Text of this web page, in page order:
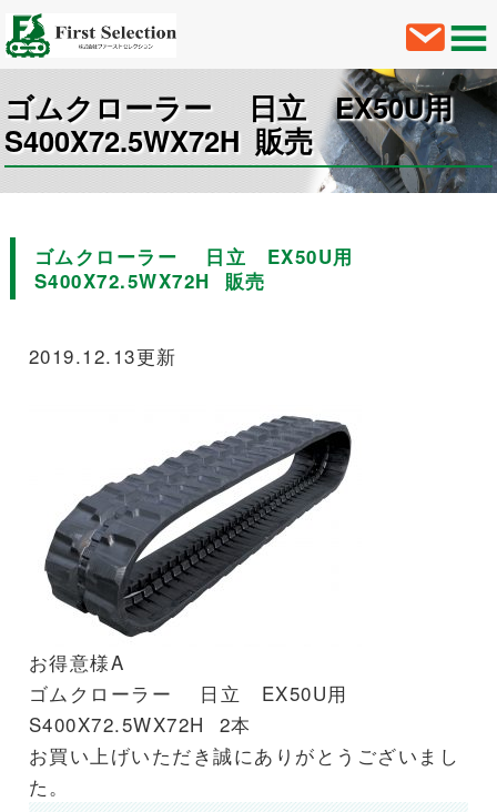
ゴムクローラー 日立 EX50U用
S400X72.5WX72H 販売
ゴムクローラー 日立 EX50U用
S400X72.5WX72H 販売
2019.12.13更新
お得意様A
ゴムクローラー 日立 EX50U用
S400X72.5WX72H 2本
お買い上げいただき誠にありがとうございまし
た。